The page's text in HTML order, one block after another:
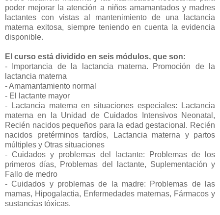
poder mejorar la atención a niños amamantados y madres
lactantes con vistas al mantenimiento de una lactancia
materna exitosa, siempre teniendo en cuenta la evidencia
disponible.
El curso está dividido en seis módulos, que son:
- Importancia de la lactancia materna. Promoción de la
lactancia materna
- Amamantamiento normal
- El lactante mayor
- Lactancia materna en situaciones especiales: Lactancia
materna en la Unidad de Cuidados Intensivos Neonatal,
Recién nacidos pequeños para la edad gestacional. Recién
nacidos pretérminos tardíos, Lactancia materna y partos
múltiples y Otras situaciones
- Cuidados y problemas del lactante: Problemas de los
primeros días, Problemas del lactante, Suplementación y
Fallo de medro
- Cuidados y problemas de la madre: Problemas de las
mamas, Hipogalactia, Enfermedades maternas, Fármacos y
sustancias tóxicas.